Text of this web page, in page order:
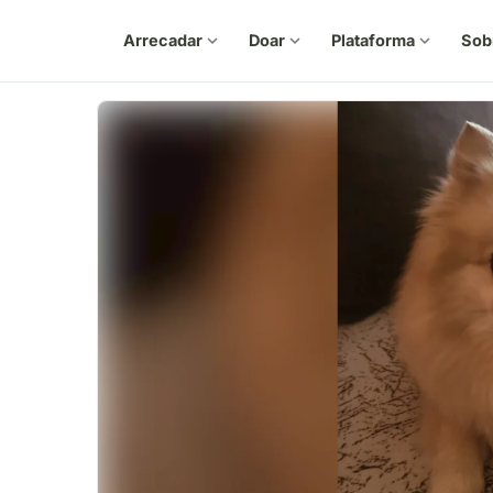
Arrecadar expand_more Doar expand_more Plataforma expand_more